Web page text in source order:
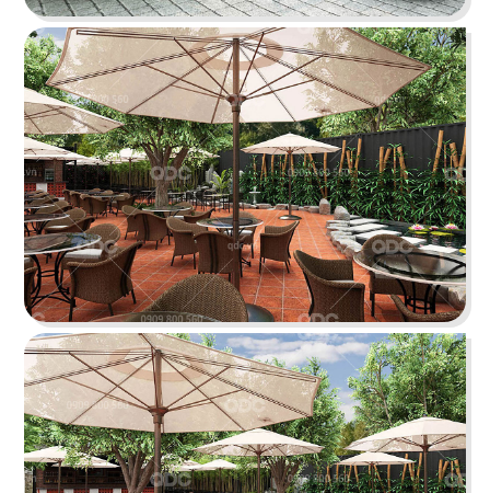
KATINAT WATERBUS
Dự án được chúng tôi hoàn thiện gấp rút trong 35
ngày, mang đến một không gian thưởng thức
cafe - trà sữa ấn tượng
Chi tiết